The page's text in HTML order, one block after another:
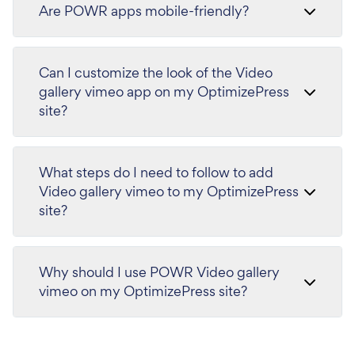
Are POWR apps mobile-friendly?
Can I customize the look of the Video
gallery vimeo app on my OptimizePress
site?
What steps do I need to follow to add
Video gallery vimeo to my OptimizePress
site?
Why should I use POWR Video gallery
vimeo on my OptimizePress site?